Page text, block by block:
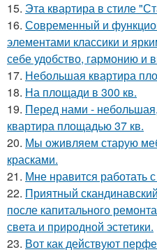
15. Эта квартира в стиле
16. Современный и
элементами классики и
себе удобство, гармонию и
17. Небольшая квартира
18. На площади в 300 кв.
19. Перед нами -
квартира площадью 37 кв.
20. Мы оживляем старую
красками.
21. Мне нравится работать с
22. Приятный
после капитального
света и природной эстетики.
23. Вот как действуют